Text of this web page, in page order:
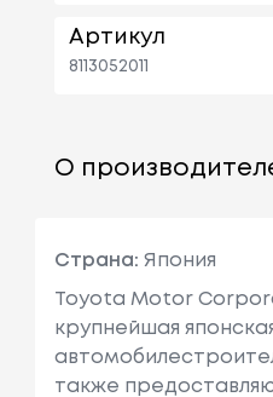
Артикул
8113052011
О
Страна: Япония
Toyota Motor
крупнейшая
также